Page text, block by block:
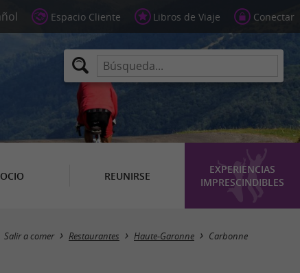
Espacio Cliente Libros de Viaje Conectar
OCIO REUNIRSE
EXPERIENCIAS
IMPRESCINDIBLES
Masquer la carte
Salir a comer Restaurantes Haute-Garonne Carbonne